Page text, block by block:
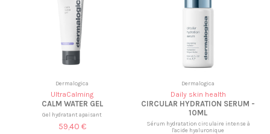
Dermalogica
UltraCalming
CALM WATER GEL
Gel hydratant apaisant
59,40 €
Dermalogica
Daily skin health
CIRCULAR HYDRATION SERUM -
10ML
Sérum hydratation circulaire intense à
l'acide hyaluronique